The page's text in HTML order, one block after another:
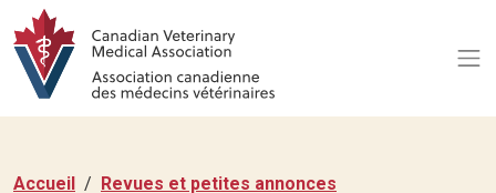
Accueil
Revues et petites annonces